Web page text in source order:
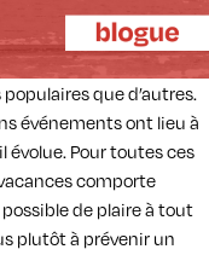
que d’autres.
événements ont lieu à
évolue. Pour toutes ces
comporte
de plaire à tout
plutôt à prévenir un